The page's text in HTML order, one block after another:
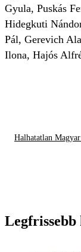
Gyula, Puskás
Hidegkuti
Pál, Gerevich
Ilona, Hajós
Halhatatlan